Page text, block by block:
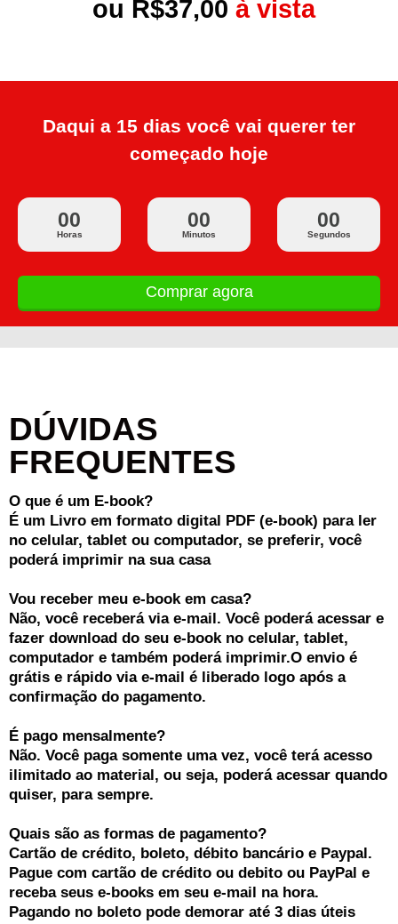
ou R$37,00 à vista
Daqui a 15 dias você vai querer ter
começado hoje
00
Horas
00
Minutos
00
Segundos
Comprar agora
DÚVIDAS
FREQUENTES
O que é um E-book?
É um Livro em formato digital PDF (e-book) para ler
no celular, tablet ou computador, se preferir, você
poderá imprimir na sua casa
Vou receber meu e-book em casa?
Não, você receberá via e-mail. Você poderá acessar e
fazer download do seu e-book no celular, tablet,
computador e também poderá imprimir.O envio é
grátis e rápido via e-mail é liberado logo após a
confirmação do pagamento.
É pago mensalmente?
Não. Você paga somente uma vez, você terá acesso
ilimitado ao material, ou seja, poderá acessar quando
quiser, para sempre.
Quais são as formas de pagamento?
Cartão de crédito, boleto, débito bancário e Paypal.
Pague com cartão de crédito ou debito ou PayPal e
receba seus e-books em seu e-mail na hora.
Pagando no boleto pode demorar até 3 dias úteis